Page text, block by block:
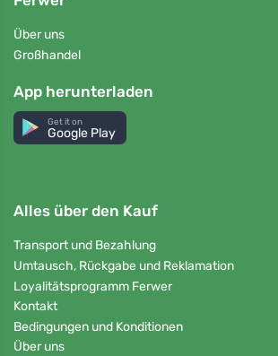
Über uns
Großhandel
App herunterladen
Get it on
Google Play
Alles über den Kauf
Transport und Bezahlung
Umtausch, Rückgabe und Reklamation
Loyalitätsprogramm Ferwer
Kontakt
Bedingungen und Konditionen
Über uns